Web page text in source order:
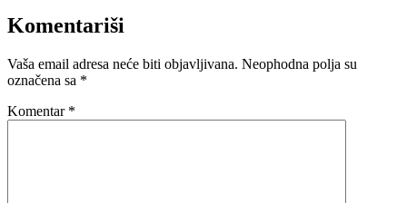
Komentariši
Vaša email adresa neće biti objavljivana. Neophodna polja su
označena sa *
Komentar *